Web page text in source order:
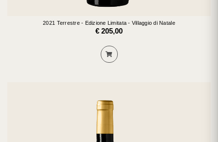
2021 Terrestre - Edizione Limitata - Villaggio di Natale
€ 205,00